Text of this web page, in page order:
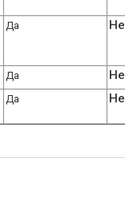
Да Не
Да Не
Да Не